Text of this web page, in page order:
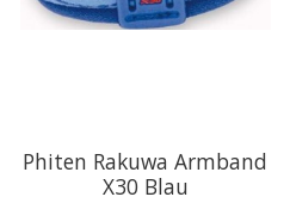
Phiten Rakuwa Armband
X30 Blau